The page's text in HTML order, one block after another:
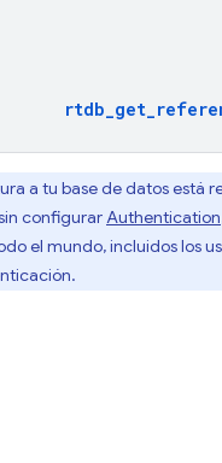
a tu base de datos está
configurarAuthentication
el mundo, incluidos los